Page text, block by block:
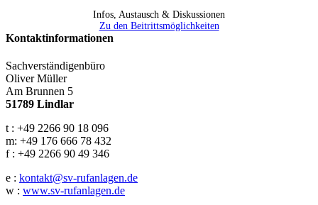
Infos, Austausch & Diskussionen
Zu den Beitrittsmöglichkeiten
Kontaktinformationen
Sachverständigenbüro
Oliver Müller
Am Brunnen 5
51789 Lindlar
t : +49 2266 90 18 096
m: +49 176 666 78 432
f : +49 2266 90 49 346
e : kontakt@sv-rufanlagen.de
w : www.sv-rufanlagen.de